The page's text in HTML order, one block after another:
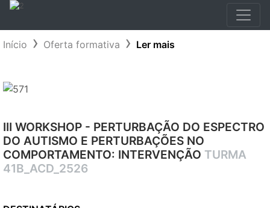
Início Oferta formativa Ler mais
III WORKSHOP - PERTURBAÇÃO DO ESPECTRO
DO AUTISMO E PERTURBAÇÕES NO
COMPORTAMENTO: INTERVENÇÃO TURMA
41B_ACD_2526